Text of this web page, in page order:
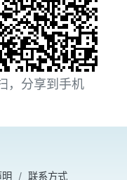
，分享到手机
联系方式